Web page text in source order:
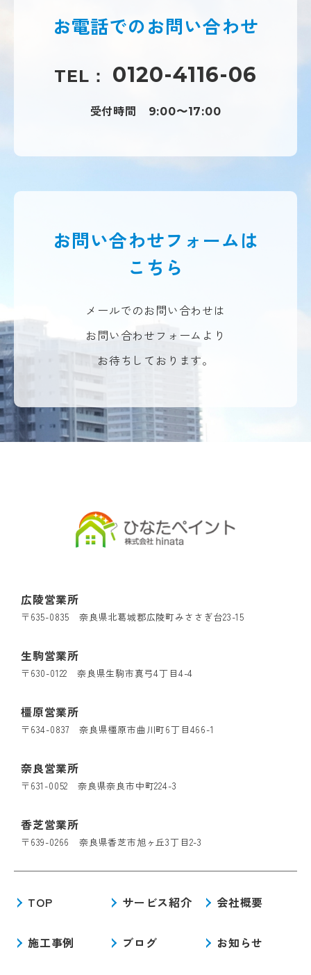
お電話でのお問い合わせ
TEL： 0120-4116-06
受付時間 9:00〜17:00
お問い合わせフォームは
こちら
メールでのお問い合わせは
お問い合わせフォームより
お待ちしております。
広陵営業所
〒635-0835 奈良県北葛城郡広陵町みささぎ台23-15
奈良営業所
〒631-0052 奈良県奈良市中町224-3
生駒営業所
〒630-0122 奈良県生駒市真弓4丁目4-4
香芝営業所
〒639-0266 奈良県香芝市旭ヶ丘3丁目2-3
橿原営業所
〒634-0837 奈良県橿原市曲川町6丁目466-1
TOP サービス紹介 会社概要
施工事例 ブログ お知らせ